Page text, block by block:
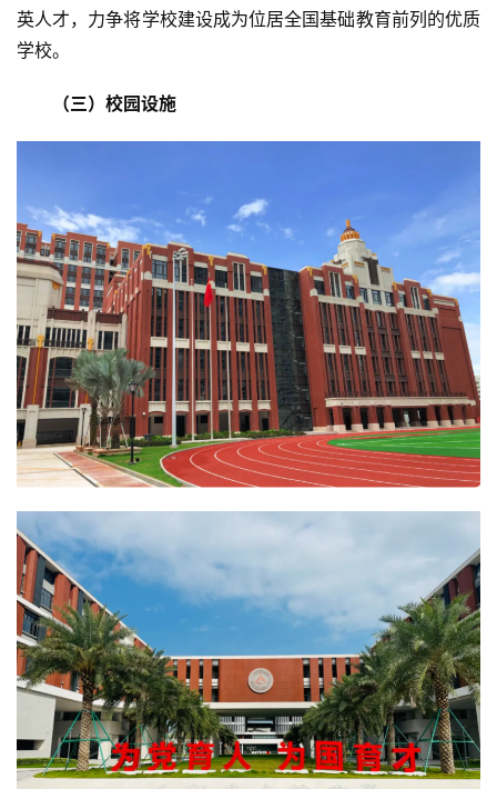
英人才，力争将学校建设成为位居全国基础教育前列的优质
学校。
（三）校园设施